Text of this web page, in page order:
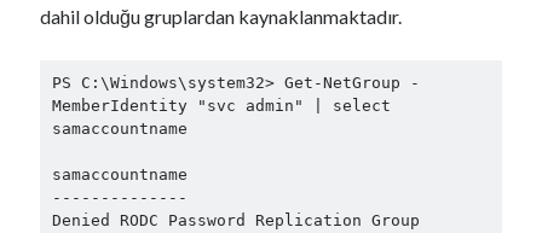
C Sharp(54)
cmake(1)
cpp(1)
CTF(1)
Devops (1)
dahil olduğu gruplardan kaynaklanmaktadır.
PS C:\Windows\system32> Get-NetGroup -
MemberIdentity "svc admin" | select
samaccountname
samaccountname
--------------
Denied RODC Password Replication Group